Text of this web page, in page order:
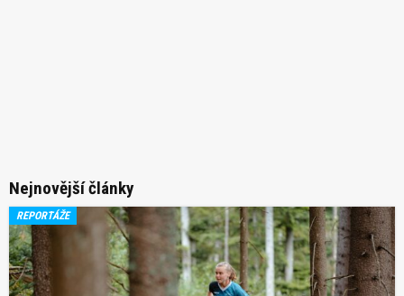
Nejnovější články
REPORTÁŽE